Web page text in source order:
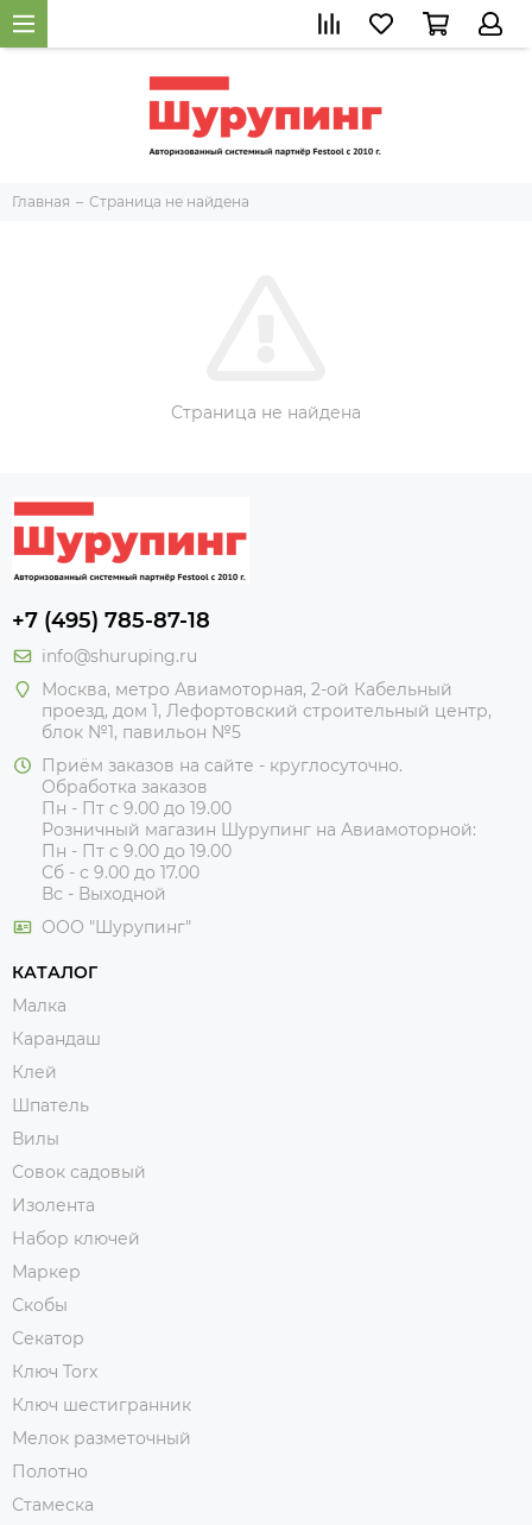
Главная Страница не найдена
Страница не найдена
+7 (495) 785-87-18
info@shuruping.ru
Москва, метро Авиамоторная, 2-ой Кабельный
проезд, дом 1, Лефортовский строительный центр,
блок №1, павильон №5
Приём заказов на сайте - круглосуточно.
Обработка заказов
Пн - Пт с 9.00 до 19.00
Розничный магазин Шурупинг на Авиамоторной:
Пн - Пт с 9.00 до 19.00
Сб - с 9.00 до 17.00
Вс - Выходной
ООО "Шурупинг"
КАТАЛОГ
Малка
Карандаш
Клей
Шпатель
Вилы
Совок садовый
Изолента
Набор ключей
Маркер
Скобы
Секатор
Ключ Torx
Ключ шестигранник
Мелок разметочный
Полотно
Стамеска